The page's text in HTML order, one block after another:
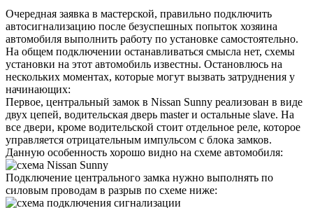
Очередная заявка в мастерской, правильно подключить
автосигнализацию после безуспешных попыток хозяина
автомобиля выполнить работу по установке самостоятельно.
На общем подключении останавливаться смысла нет, схемы
установки на этот автомобиль известны. Остановлюсь на
нескольких моментах, которые могут вызвать затруднения у
начинающих:
Первое, центральный замок в Nissan Sunny реализован в виде
двух цепей, водительская дверь master и остальные slave. На
все двери, кроме водительской стоит отдельное реле, которое
управляется отрицательным импульсом с блока замков.
Данную особенность хорошо видно на схеме автомобиля:
Подключение центрального замка нужно выполнять по
силовым проводам в разрыв по схеме ниже: